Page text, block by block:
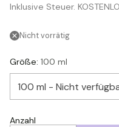
Inklusive Steuer.
Nicht vorrätig
Größe: 100 ml
Anzahl